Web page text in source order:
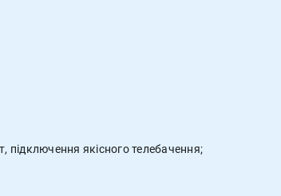
підключення якісного телебачення;